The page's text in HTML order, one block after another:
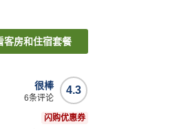
客房和住宿套餐
4.3
很棒
6条评论
闪购优惠券